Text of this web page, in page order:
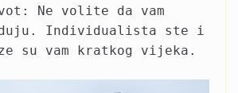
Ne volite da vam
Individualista ste i
su vam kratkog vijeka.